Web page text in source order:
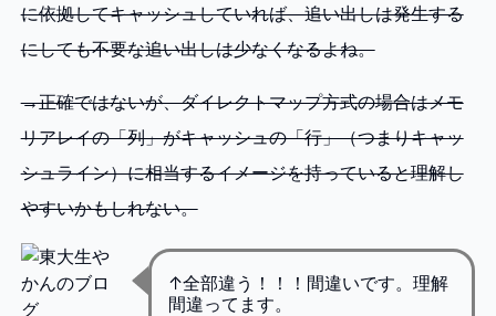
に依拠してキャッシュしていれば、追い出しは発生する
にしても不要な追い出しは少なくなるよね。
→正確ではないが、ダイレクトマップ方式の場合はメモ
リアレイの「列」がキャッシュの「行」（つまりキャッ
シュライン）に相当するイメージを持っていると理解し
やすいかもしれない。
↑全部違う！！！間違いです。理解
間違ってます。